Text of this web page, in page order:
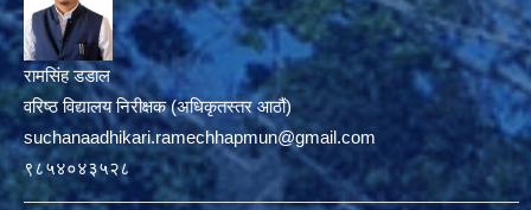
रामसिंह डडाल
वरिष्ठ विद्यालय निरीक्षक (अधिकृतस्तर आठौं)
suchanaadhikari.ramechhapmun@gmail.com
९८५४०४३५२८